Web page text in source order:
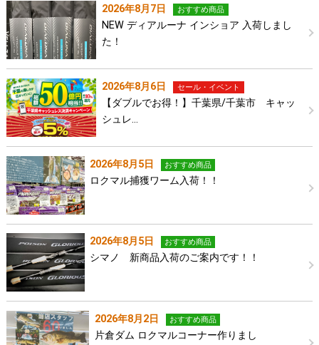
2026年8月7日 おすすめ商品
NEW ディアルーナ インショア 入荷しまし
た！
2026年8月6日 セール・イベント
【ダブルでお得！】千葉県/千葉市 キャッ
シュレ…
2026年8月5日 おすすめ商品
ロクマル捕獲ワーム入荷！！
2026年8月5日 おすすめ商品
シマノ 新商品入荷のご案内です！！
2026年8月2日 おすすめ商品
片倉ダム ロクマルコーナー作りまし